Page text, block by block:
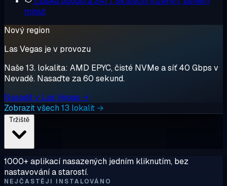
minut
Nový region
Las Vegas je v provozu
Naše 13. lokalita: AMD EPYC, čisté NVMe a síť 40 Gbps v
Nevadě. Nasaďte za 60 sekund.
Nasadit v Las Vegas →
Zobrazit všech 13 lokalit →
1000+ aplikací nasazených jedním kliknutím, bez
nastavování a starostí.
NEJČASTĚJI INSTALOVÁNO